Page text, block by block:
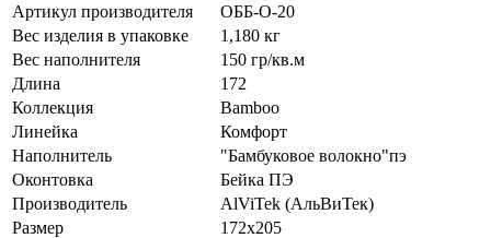
Артикул производителя
ОББ-О-20
Вес изделия в упаковке
1,180 кг
Вес наполнителя
150 гр/кв.м
Длина
172
Коллекция
Bamboo
Линейка
Комфорт
Наполнитель
"Бамбуковое волокно"пэ
Оконтовка
Бейка ПЭ
Производитель
AlViTek (АльВиТек)
Размер
172х205